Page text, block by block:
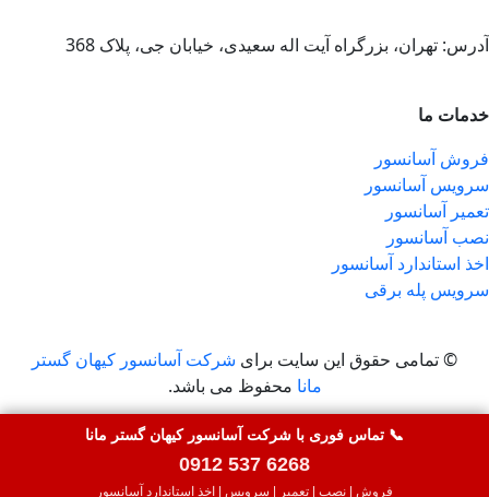
آدرس: تهران، بزرگراه آیت اله سعیدی، خیابان جی، پلاک 368
خدمات ما
فروش آسانسور
سرویس آسانسور
تعمیر آسانسور
نصب آسانسور
اخذ استاندارد آسانسور
سرویس پله برقی
© تمامی حقوق این سایت برای شرکت آسانسور کیهان گستر
مانا محفوظ می باشد.
سئو سایت توسطشرکت ایران سئو
📞 تماس فوری با شرکت آسانسور کیهان گستر مانا
0912 537 6268
فروش | نصب | تعمیر | سرویس | اخذ استاندارد آسانسور